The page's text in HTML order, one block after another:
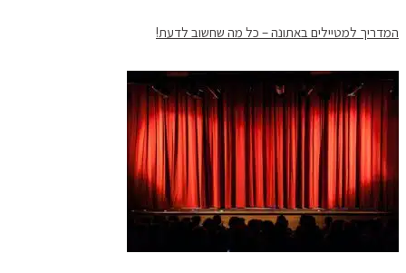
המדריך למטיילים באתונה – כל מה שחשוב לדעת!